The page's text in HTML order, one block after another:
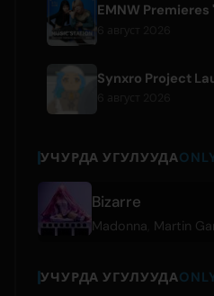
6 август 2026
УЧУРДА УГУЛУУДА
Bizarre
Madonna Martin
УЧУРДА УГУЛУУДА